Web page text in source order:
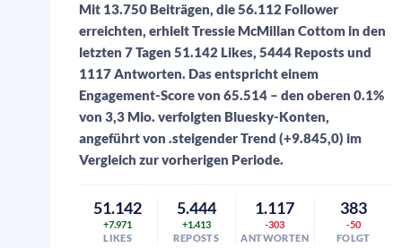
Mit 13.750 Beiträgen, die 56.112 Follower
erreichten, erhielt Tressie McMillan Cottom in den
letzten 7 Tagen 51.142 Likes, 5444 Reposts und
1117 Antworten. Das entspricht einem
Engagement-Score von 65.514 – den oberen 0.1%
von 3,3 Mio. verfolgten Bluesky-Konten,
angeführt von .steigender Trend (+9.845,0) im
Vergleich zur vorherigen Periode.
51.142
+7.971
LIKES
5.444
+1.413
REPOSTS
1.117
-303
ANTWORTEN
383
-50
FOLGT